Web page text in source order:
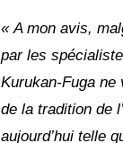
« A mon avis,
par les
Kurukan-Fuga ne
de la tradition de
aujourd’hui telle